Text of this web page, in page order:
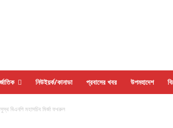
নিউইয়র্ক/কানাডা প্রবাসের খবর উপমহাদেশ
বিএনপি মহাসচিব মির্জা ফখরুল